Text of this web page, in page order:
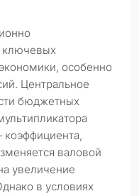
ключевых
особенно
Центральное
бюджетных
коэффициента,
валовой
увеличение
в условиях